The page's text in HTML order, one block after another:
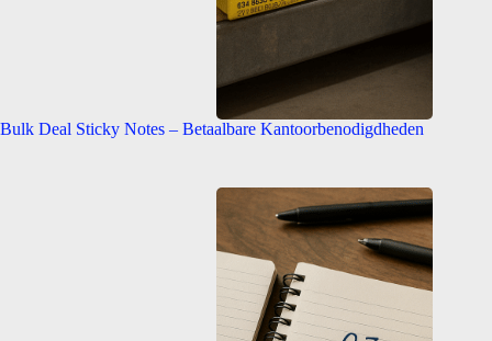
Bulk Deal Sticky Notes – Betaalbare Kantoorbenodigdheden